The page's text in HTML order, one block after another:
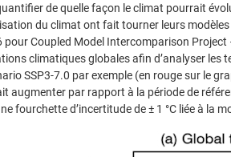
de quelle façon le climat pourrait
du climat ont fait tourner leurs
pour Coupled Model Intercomparison Project
climatiques globales afin d’analyser les
SSP3-7.0 par exemple (en rouge sur le
augmenter par rapport à la période de
fourchette d’incertitude de ± 1 °C liée à la